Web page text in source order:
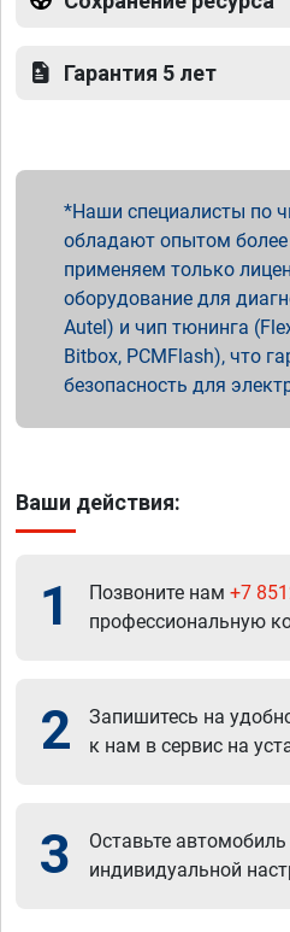
Гарантия 5 лет
Наши специалисты по
обладают опытом
применяем только
оборудование для
Autel) и чип тюнинга
Bitbox, PCMFlash), что
безопасность для
Ваши действия:
1 Позвоните нам +7
профессиональную
2
Запишитесь на
к нам в сервис на
3
Оставьте
индивидуальной